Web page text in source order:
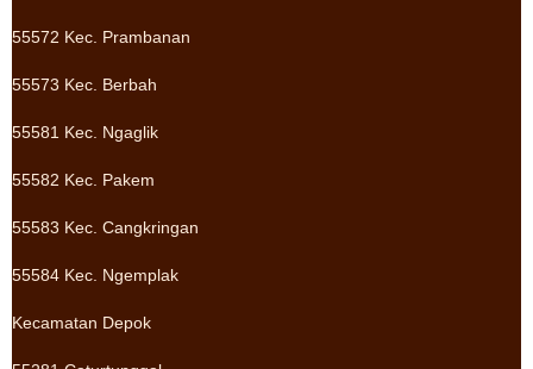
55572 Kec. Prambanan
55573 Kec. Berbah
55581 Kec. Ngaglik
55582 Kec. Pakem
55583 Kec. Cangkringan
55584 Kec. Ngemplak
Kecamatan Depok